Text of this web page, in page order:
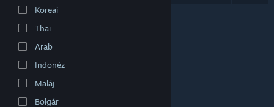
A Steam mobilalkalmazás beszerzése
Asztali weboldalra váltás
Koreai
Thai
Arab
Indonéz
Maláj
Bolgár